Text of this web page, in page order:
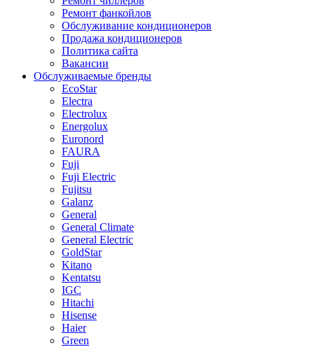
Ремонт фанкойлов
Обслуживание кондиционеров
Продажа кондиционеров
Политика сайта
Вакансии
Обслуживаемые бренды
EcoStar
Electra
Electrolux
Energolux
Euronord
FAURA
Fuji
Fuji Electric
Fujitsu
Galanz
General
General Climate
General Electric
GoldStar
Kitano
Kentatsu
IGC
Hitachi
Hisense
Haier
Green